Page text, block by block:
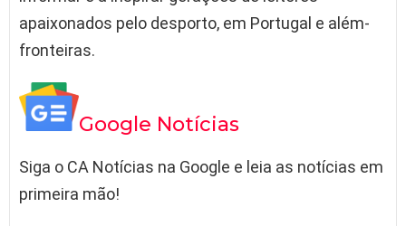
apaixonados pelo desporto, em Portugal e além-
fronteiras.
Google Notícias
Siga o CA Notícias na Google e leia as notícias em
primeira mão!